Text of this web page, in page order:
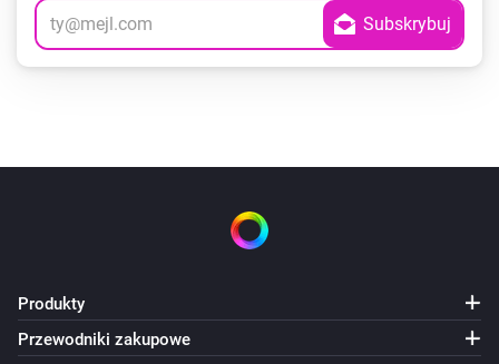
Produkty
Przewodniki zakupowe